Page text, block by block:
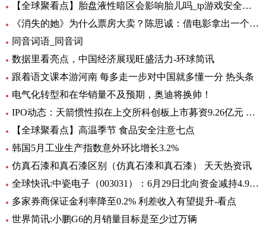
【全球聚看点】胎盘液性暗区会影响胎儿吗_tp游戏安全中心
《消失的她》为什么票房大卖？陈思诚：借电影拿出一个生活的剖面
同音词语_同音词
数据里看亮点，中国经济展现旺盛活力-环球简讯
跟着语文课本游河南 每多走一步对中国就多懂一分 热头条
电气化转型和在华销量不及预期，奥迪将换帅！
IPO动态：天箭惯性拟在上交所科创板上市募资9.26亿元 全球新动态
【全球聚看点】高温季节 食品安全注意七点
韩国5月工业生产指数意外环比增长3.2%
仿真石漆和真石漆区别（仿真石漆和真石漆） 天天热资讯
全球快讯:中瓷电子（003031）：6月29日北向资金减持4.95万股
多家券商保证金利率降至0.2% 利差收入有望提升-看点
世界简讯:小鹏G6的月销量目标是至少过万辆